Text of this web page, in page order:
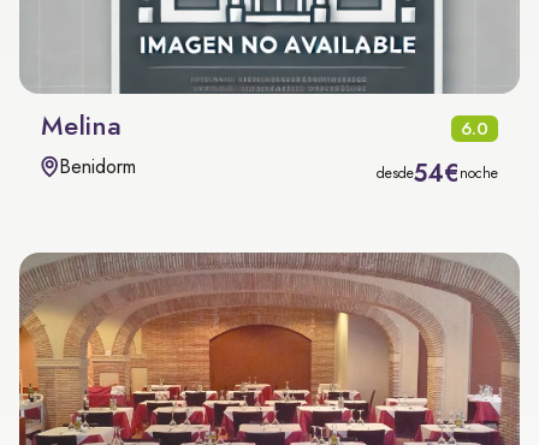
Melina 6.0
Benidorm desde54€noche